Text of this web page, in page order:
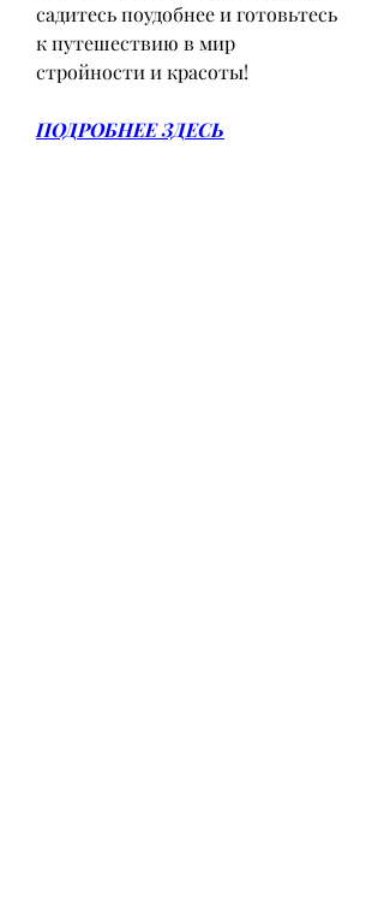
садитесь поудобнее и готовьтесь
к путешествию в мир
стройности и красоты!
ПОДРОБНЕЕ ЗДЕСЬ